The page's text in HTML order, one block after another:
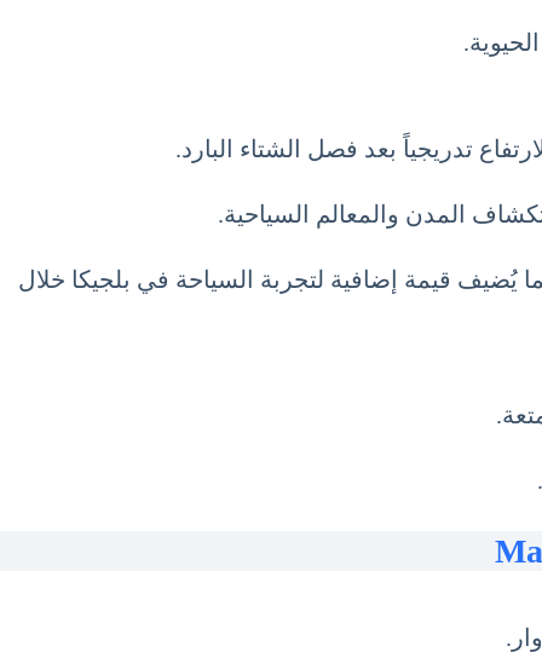
المدن والمعالم السياحية.
قيمة إضافية لتجربة السياحة في بلجيكا خلال